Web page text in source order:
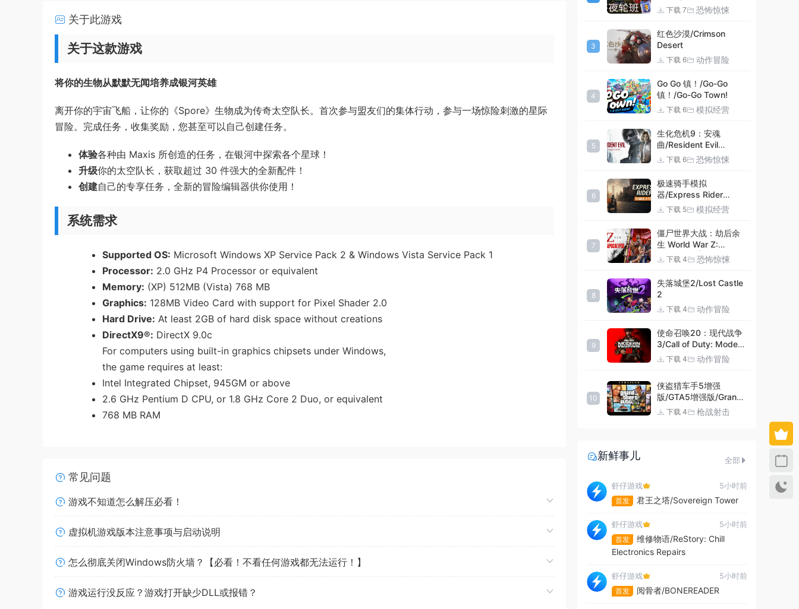
关于此游戏
关于这款游戏
将你的生物从默默无闻培养成银河英雄
离开你的宇宙飞船，让你的《Spore》生物成为传奇太空队长。首次参与盟友们的集体行动，参与一场惊险刺激的星际
冒险。完成任务，收集奖励，您甚至可以自己创建任务。
体验各种由 Maxis 所创造的任务，在银河中探索各个星球！
升级你的太空队长，获取超过 30 件强大的全新配件！
创建自己的专享任务，全新的冒险编辑器供你使用！
系统需求
Supported OS: Microsoft Windows XP Service Pack 2 & Windows Vista Service Pack 1
Processor: 2.0 GHz P4 Processor or equivalent
Memory: (XP) 512MB (Vista) 768 MB
Graphics: 128MB Video Card with support for Pixel Shader 2.0
Hard Drive: At least 2GB of hard disk space without creations
DirectX9®: DirectX 9.0c
For computers using built-in graphics chipsets under Windows,
the game requires at least:
Intel Integrated Chipset, 945GM or above
2.6 GHz Pentium D CPU, or 1.8 GHz Core 2 Duo, or equivalent
768 MB RAM
常见问题
游戏不知道怎么解压必看！
虚拟机游戏版本注意事项与启动说明
怎么彻底关闭Windows防火墙？【必看！不看任何游戏都无法运行！】
游戏运行没反应？游戏打开缺少DLL或报错？
下载 7 恐怖惊悚
3
红色沙漠/Crimson
Desert
下载 6 动作冒险
4
Go Go 镇！/Go-Go
镇！/Go-Go Town!
下载 6 模拟经营
5
生化危机9：安魂
曲/Resident Evil
Requiem
下载 6 恐怖惊悚
6
极速骑手模拟
器/Express Rider
Simulator
下载 5 模拟经营
7
僵尸世界大战：劫后余
生 World War Z:
Aftermath |官方中文
09.27.24 v20240924
集成DLCs 赠多项修改器
+赠999等级.荣誉技能.
紫色荣誉头框.荣誉枪械
技能.解锁存档 解压即玩
下载 4 恐怖惊悚
8
失落城堡2/Lost Castle
2
下载 4 动作冒险
9
使命召唤20：现代战争
3/Call of Duty: Modern
Warfare III
下载 4 动作冒险
10
侠盗猎车手5增强
版/GTA5增强版/Grand
Theft Auto V
下载 4 枪战射击
新鲜事儿 全部
虾仔游戏 5小时前
首发 君王之塔/Sovereign Tower
虾仔游戏 5小时前
首发
维修物语/ReStory: Chill
Electronics Repairs
虾仔游戏 5小时前
首发 阅骨者/BONEREADER